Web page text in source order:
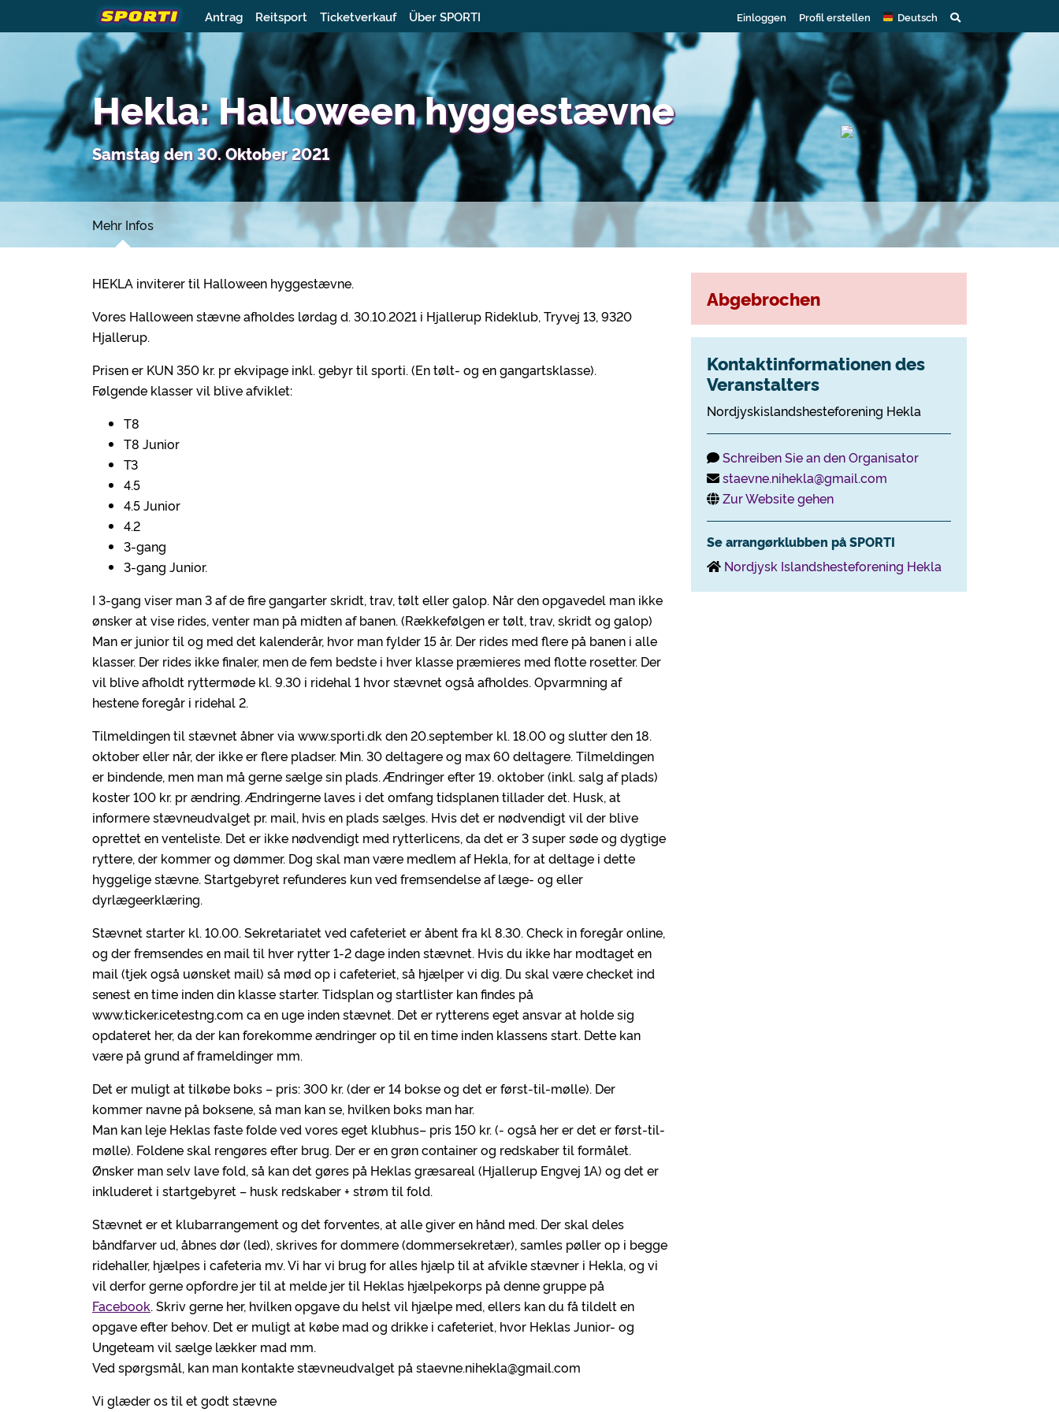
Antrag Reitsport Ticketverkauf Über SPORTI Einloggen Profil erstellen Deutsch
Hekla: Halloween hyggestævne
Samstag den 30. Oktober 2021
Mehr Infos
HEKLA inviterer til Halloween hyggestævne.
Vores Halloween stævne afholdes lørdag d. 30.10.2021 i Hjallerup Rideklub, Tryvej 13, 9320
Hjallerup.
Prisen er KUN 350 kr. pr ekvipage inkl. gebyr til sporti. (En tølt- og en gangartsklasse).
Følgende klasser vil blive afviklet:
T8
T8 Junior
T3
4.5
4.5 Junior
4.2
3-gang
3-gang Junior.
I 3-gang viser man 3 af de fire gangarter skridt, trav, tølt eller galop. Når den opgavedel man ikke
ønsker at vise rides, venter man på midten af banen. (Rækkefølgen er tølt, trav, skridt og galop)
Man er junior til og med det kalenderår, hvor man fylder 15 år. Der rides med flere på banen i alle
klasser. Der rides ikke finaler, men de fem bedste i hver klasse præmieres med flotte rosetter. Der
vil blive afholdt ryttermøde kl. 9.30 i ridehal 1 hvor stævnet også afholdes. Opvarmning af
hestene foregår i ridehal 2.
Tilmeldingen til stævnet åbner via www.sporti.dk den 20.september kl. 18.00 og slutter den 18.
oktober eller når, der ikke er flere pladser. Min. 30 deltagere og max 60 deltagere. Tilmeldingen
er bindende, men man må gerne sælge sin plads. Ændringer efter 19. oktober (inkl. salg af plads)
koster 100 kr. pr ændring. Ændringerne laves i det omfang tidsplanen tillader det. Husk, at
informere stævneudvalget pr. mail, hvis en plads sælges. Hvis det er nødvendigt vil der blive
oprettet en venteliste. Det er ikke nødvendigt med rytterlicens, da det er 3 super søde og dygtige
ryttere, der kommer og dømmer. Dog skal man være medlem af Hekla, for at deltage i dette
hyggelige stævne. Startgebyret refunderes kun ved fremsendelse af læge- og eller
dyrlægeerklæring.
Stævnet starter kl. 10.00. Sekretariatet ved cafeteriet er åbent fra kl 8.30. Check in foregår online,
og der fremsendes en mail til hver rytter 1-2 dage inden stævnet. Hvis du ikke har modtaget en
mail (tjek også uønsket mail) så mød op i cafeteriet, så hjælper vi dig. Du skal være checket ind
senest en time inden din klasse starter. Tidsplan og startlister kan findes på
www.ticker.icetestng.com ca en uge inden stævnet. Det er rytterens eget ansvar at holde sig
opdateret her, da der kan forekomme ændringer op til en time inden klassens start. Dette kan
være på grund af frameldinger mm.
Det er muligt at tilkøbe boks – pris: 300 kr. (der er 14 bokse og det er først-til-mølle). Der
kommer navne på boksene, så man kan se, hvilken boks man har.
Man kan leje Heklas faste folde ved vores eget klubhus– pris 150 kr. (- også her er det er først-til-
mølle). Foldene skal rengøres efter brug. Der er en grøn container og redskaber til formålet.
Ønsker man selv lave fold, så kan det gøres på Heklas græsareal (Hjallerup Engvej 1A) og det er
inkluderet i startgebyret – husk redskaber + strøm til fold.
Stævnet er et klubarrangement og det forventes, at alle giver en hånd med. Der skal deles
båndfarver ud, åbnes dør (led), skrives for dommere (dommersekretær), samles pøller op i begge
ridehaller, hjælpes i cafeteria mv. Vi har vi brug for alles hjælp til at afvikle stævner i Hekla, og vi
vil derfor gerne opfordre jer til at melde jer til Heklas hjælpekorps på denne gruppe på
Facebook. Skriv gerne her, hvilken opgave du helst vil hjælpe med, ellers kan du få tildelt en
opgave efter behov. Det er muligt at købe mad og drikke i cafeteriet, hvor Heklas Junior- og
Ungeteam vil sælge lækker mad mm.
Ved spørgsmål, kan man kontakte stævneudvalget på staevne.nihekla@gmail.com
Vi glæder os til et godt stævne
Abgebrochen
Kontaktinformationen des
Veranstalters
Nordjyskislandshesteforening Hekla
Schreiben Sie an den Organisator
staevne.nihekla@gmail.com
Zur Website gehen
Se arrangørklubben på SPORTI
Nordjysk Islandshesteforening Hekla